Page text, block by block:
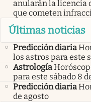
anularán la licencia
que cometen
Últimas noticias
Predicción diaria
los astros para este
Astrología
para este sábado 8
Predicción diaria
de agosto